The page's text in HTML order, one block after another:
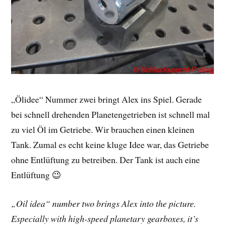
„Ölidee“ Nummer zwei bringt Alex ins Spiel. Gerade
bei schnell drehenden Planetengetrieben ist schnell mal
zu viel Öl im Getriebe. Wir brauchen einen kleinen
Tank. Zumal es echt keine kluge Idee war, das Getriebe
ohne Entlüftung zu betreiben. Der Tank ist auch eine
Entlüftung 😉
„Oil idea“ number two brings Alex into the picture.
Especially with high-speed planetary gearboxes, it’s